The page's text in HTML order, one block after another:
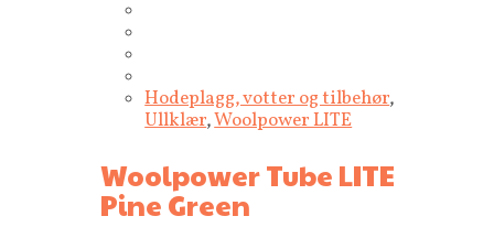
Hodeplagg, votter og tilbehør,
Ullklær,Woolpower LITE
Woolpower Tube LITE
Pine Green